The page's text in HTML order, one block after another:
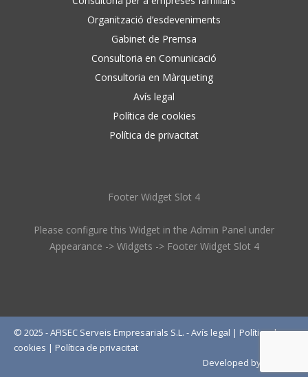
Organització d’esdeveniments
Gabinet de Premsa
Consultoria en Comunicació
Consultoria en Màrqueting
Avís legal
Política de cookies
Política de privacitat
Footer Widget Slot 4
Please configure this Widget in the Admin Panel under
Appearance -> Widgets -> Footer Widget Slot 4
© 2025 - AFISEC Serveis Empresarials S.L. -Avís legal | Política de
cookies | Política de privacitat
Developed by